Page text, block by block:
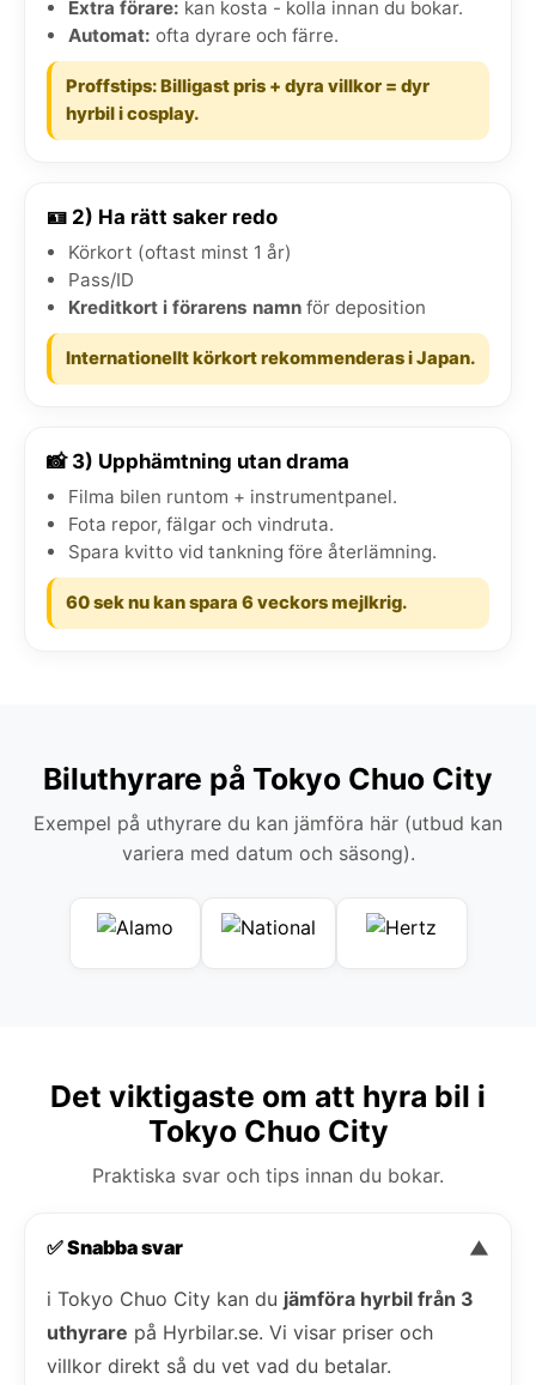
Extra förare: kan kosta - kolla innan du bokar.
Automat: ofta dyrare och färre.
Proffstips: Billigast pris + dyra villkor = dyr
hyrbil i cosplay.
🪪 2) Ha rätt saker redo
Körkort (oftast minst 1 år)
Pass/ID
Kreditkort i förarens namn för deposition
Internationellt körkort rekommenderas i Japan.
📸 3) Upphämtning utan drama
Filma bilen runtom + instrumentpanel.
Fota repor, fälgar och vindruta.
Spara kvitto vid tankning före återlämning.
60 sek nu kan spara 6 veckors mejlkrig.
Biluthyrare på Tokyo Chuo City
Exempel på uthyrare du kan jämföra här (utbud kan
variera med datum och säsong).
Det viktigaste om att hyra bil i
Tokyo Chuo City
Praktiska svar och tips innan du bokar.
✅ Snabba svar ▼
i Tokyo Chuo City kan du jämföra hyrbil från 3
uthyrare på Hyrbilar.se. Vi visar priser och
villkor direkt så du vet vad du betalar.